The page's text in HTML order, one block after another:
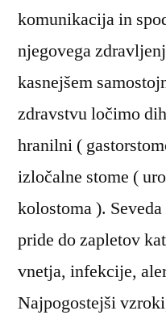
komunikacija in
njegovega
kasnejšem
zdravstvu ločimo
hranilni (
izločalne stome (
kolostoma ).
pride do zapletov
vnetja, infekcije,
Najpogostejši